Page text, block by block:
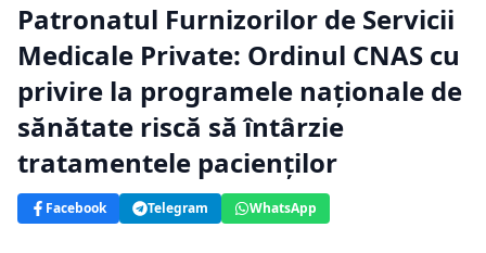
Patronatul Furnizorilor de Servicii
Medicale Private: Ordinul CNAS cu
privire la programele naţionale de
sănătate riscă să întârzie
tratamentele pacienţilor
Facebook Telegram WhatsApp